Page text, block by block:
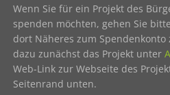
Wenn Sie für ein Projekt des
spenden möchten, gehen Sie
dort Näheres zum
dazu zunächst das Projekt unter
Web-Link zur Webseite des
Seitenrand unten.